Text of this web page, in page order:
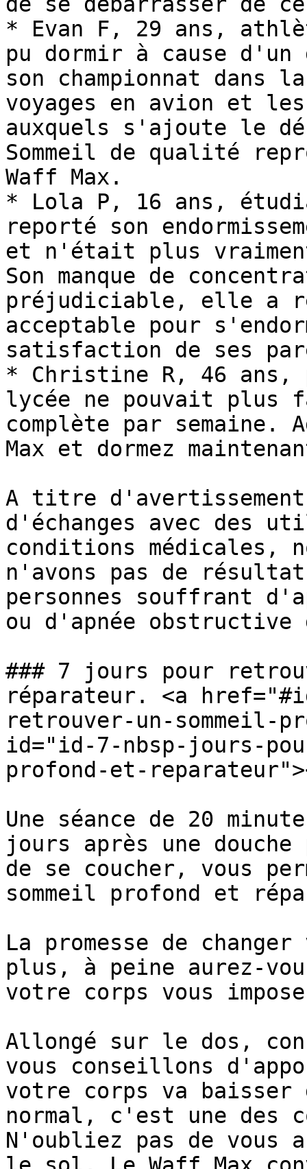
* Evan F, 29 ans,
pu dormir à cause d'un
son championnat dans
voyages en avion et
auxquels s'ajoute le
Sommeil de qualité
Waff Max.
* Lola P, 16 ans,
reporté son
et n'était plus
Son manque de
préjudiciable, elle a
acceptable pour
satisfaction de ses
* Christine R, 46 ans,
lycée ne pouvait plus
complète par semaine.
Max et dormez
A titre
d'échanges avec des
conditions médicales,
n'avons pas de
personnes souffrant
ou d'apnée obstructive
### 7 jours pour
réparateur. <a
retrouver-un-sommeil-
id="id-7-nbsp-jours-
profond-et-
Une séance de 20
jours après une
de se coucher, vous
sommeil profond et
La promesse de
plus, à peine aurez-
votre corps vous
Allongé sur le dos,
vous conseillons
votre corps va baisser
normal, c'est une des
N'oubliez pas de vous